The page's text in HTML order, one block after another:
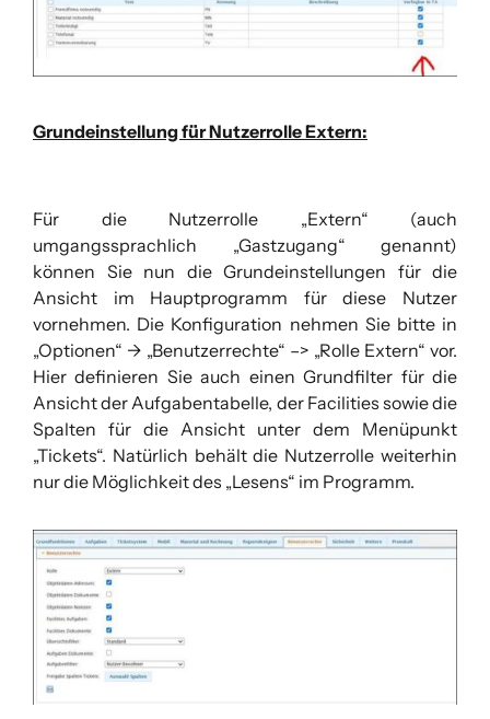
Grundeinstellung für Nutzerrolle Extern:
Für die Nutzerrolle „Extern“ (auch
umgangssprachlich „Gastzugang“ genannt)
können Sie nun die Grundeinstellungen für die
Ansicht im Hauptprogramm für diese Nutzer
vornehmen. Die Konfiguration nehmen Sie bitte in
„Optionen“ -> „Benutzerrechte“ –> „Rolle Extern“ vor.
Hier definieren Sie auch einen Grundfilter für die
Ansicht der Aufgabentabelle, der Facilities sowie die
Spalten für die Ansicht unter dem Menüpunkt
„Tickets“. Natürlich behält die Nutzerrolle weiterhin
nur die Möglichkeit des „Lesens“ im Programm.